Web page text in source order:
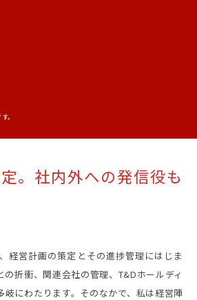
。
。 社内外への発信役も
経営計画の策定とその進捗管理にはじま
の折衝、関連会社の管理、T&Dホールディ
岐にわたります。そのなかで、私は経営陣